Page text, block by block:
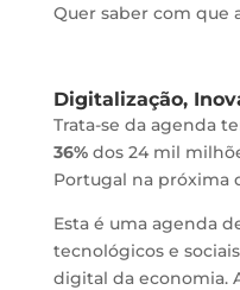
Quer saber com que
Digitalização,
Trata-se da agenda
36%dos 24 mil
Portugal na próxima
Esta é uma agenda
tecnológicos e
digital da economia.